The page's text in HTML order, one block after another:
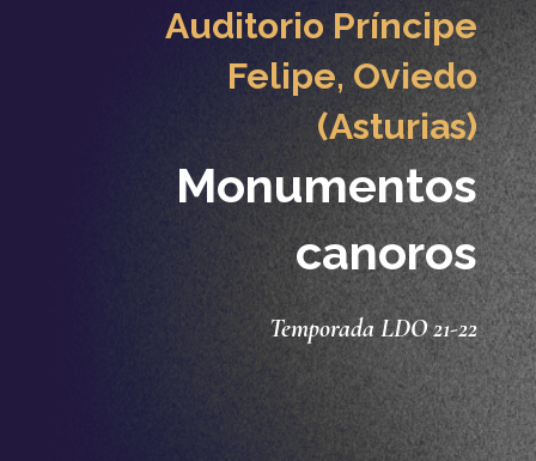
Auditorio Príncipe
Felipe, Oviedo
(Asturias)
Monumentos
canoros
Temporada LDO 21-22